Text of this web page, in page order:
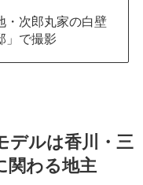
・次郎丸家の白壁
」で撮影
デルは香川・三
わる地主